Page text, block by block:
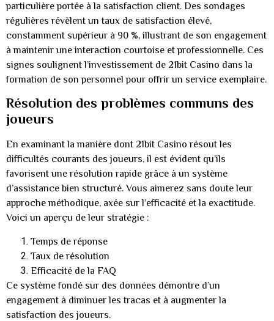
particulière portée à la satisfaction client. Des sondages
régulières révèlent un taux de satisfaction élevé,
constamment supérieur à 90 %, illustrant de son engagement
à maintenir une interaction courtoise et professionnelle. Ces
signes soulignent l’investissement de 21bit Casino dans la
formation de son personnel pour offrir un service exemplaire.
Résolution des problèmes communs des
joueurs
En examinant la manière dont 21bit Casino résout les
difficultés courants des joueurs, il est évident qu’ils
favorisent une résolution rapide grâce à un système
d’assistance bien structuré. Vous aimerez sans doute leur
approche méthodique, axée sur l’efficacité et la exactitude.
Voici un aperçu de leur stratégie :
Temps de réponse
Taux de résolution
Efficacité de la FAQ
Ce système fondé sur des données démontre d’un
engagement à diminuer les tracas et à augmenter la
satisfaction des joueurs.